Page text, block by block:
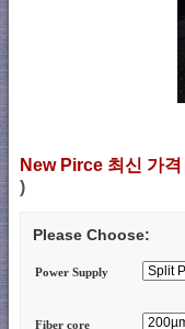
New Pirce 최신 가격
)
Please Choose:
Power Supply
Fiber core